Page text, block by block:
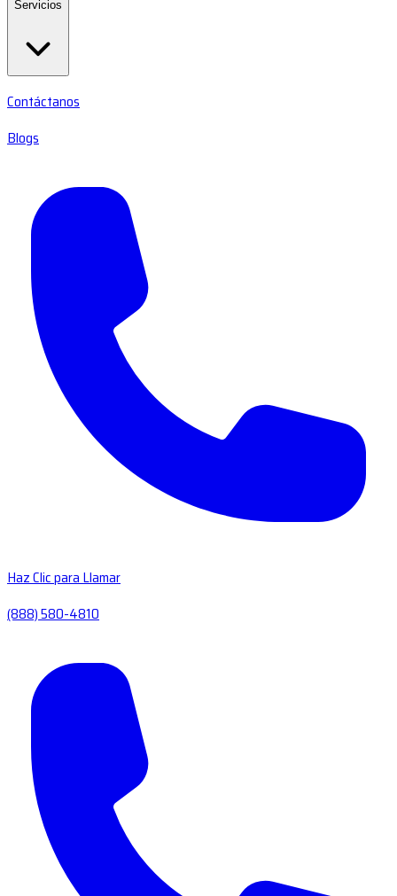
Servicios
Contáctanos
Blogs
Haz Clic para Llamar
(888) 580-4810